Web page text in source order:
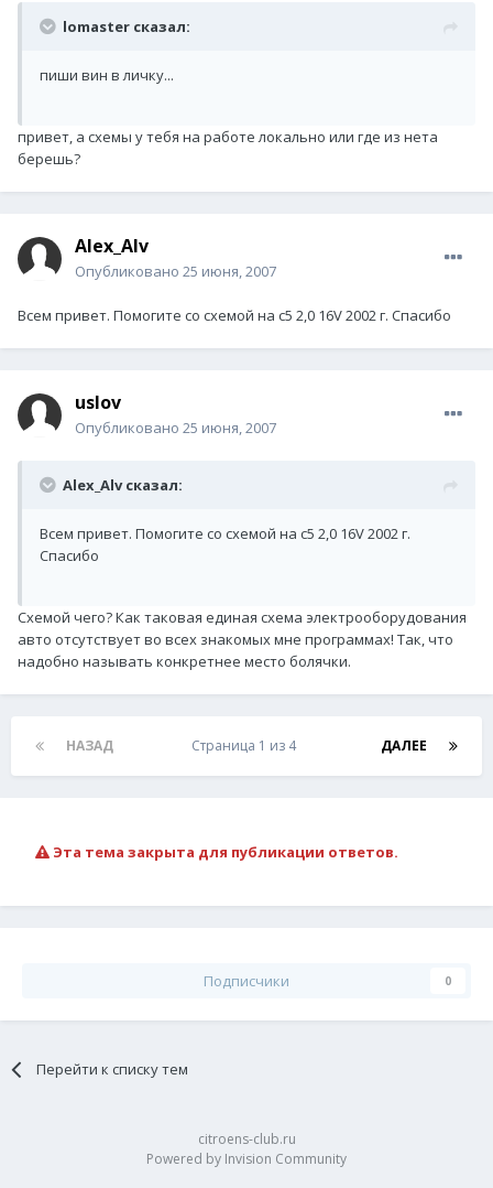
lomaster сказал:
пиши вин в личку...
привет, а схемы у тебя на работе локально или где из нета
берешь?
Alex_Alv
Опубликовано 25 июня, 2007
Всем привет. Помогите со схемой на с5 2,0 16V 2002 г. Спасибо
uslov
Опубликовано 25 июня, 2007
Alex_Alv сказал:
Всем привет. Помогите со схемой на с5 2,0 16V 2002 г.
Спасибо
Схемой чего? Как таковая единая схема электрооборудования
авто отсутствует во всех знакомых мне программах! Так, что
надобно называть конкретнее место болячки.
НАЗАД ДАЛЕЕ
Страница 1 из 4
Эта тема закрыта для публикации ответов.
Подписчики 0
Перейти к списку тем
citroens-club.ru
Powered by Invision Community